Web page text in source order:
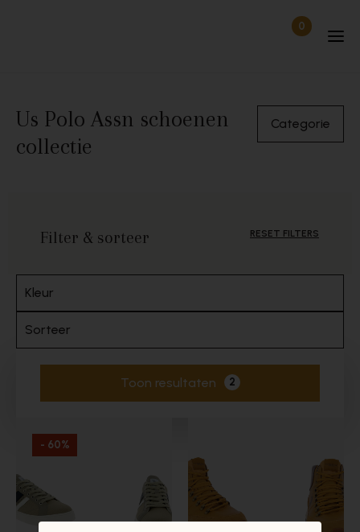
0Items in
Us Polo Assn schoenen
collectie
Categorie
Filter & sorteer RESET FILTERS
Kleur
Sorteer
Toon resultaten 2Actieve filters
- 60%